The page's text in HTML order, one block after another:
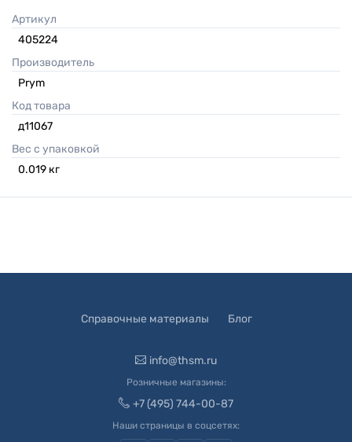
Артикул
405224
Производитель
Prym
Код товара
д11067
Вес с упаковкой
0.019 кг
Справочные материалы Блог
info@thsm.ru
Розничные магазины:
+7 (495) 744-00-87
Наши страницы в соцсетях: